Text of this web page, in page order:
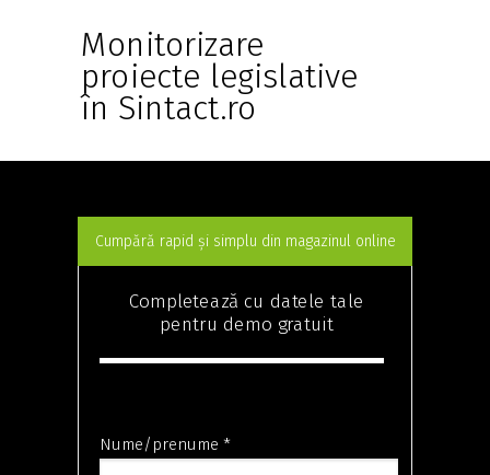
Nume/prenume *
Completează cu datele tale
pentru demo gratuit
Monitorizare
proiecte legislative
în Sintact.ro
Cumpără rapid și simplu din magazinul online